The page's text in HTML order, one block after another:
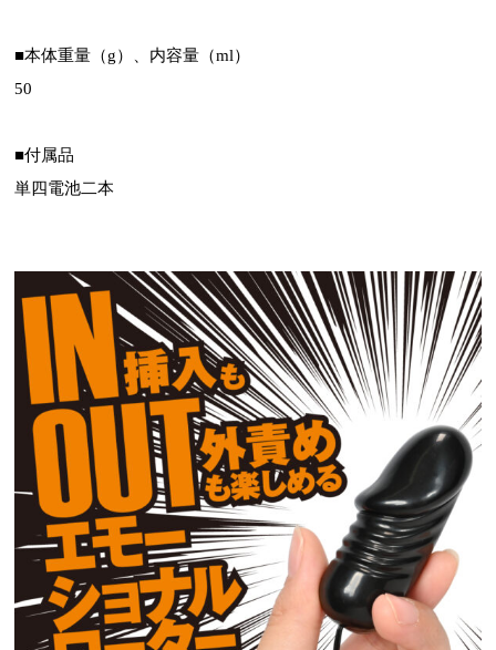
■本体重量（g）、内容量（ml）
50
■付属品
単四電池二本